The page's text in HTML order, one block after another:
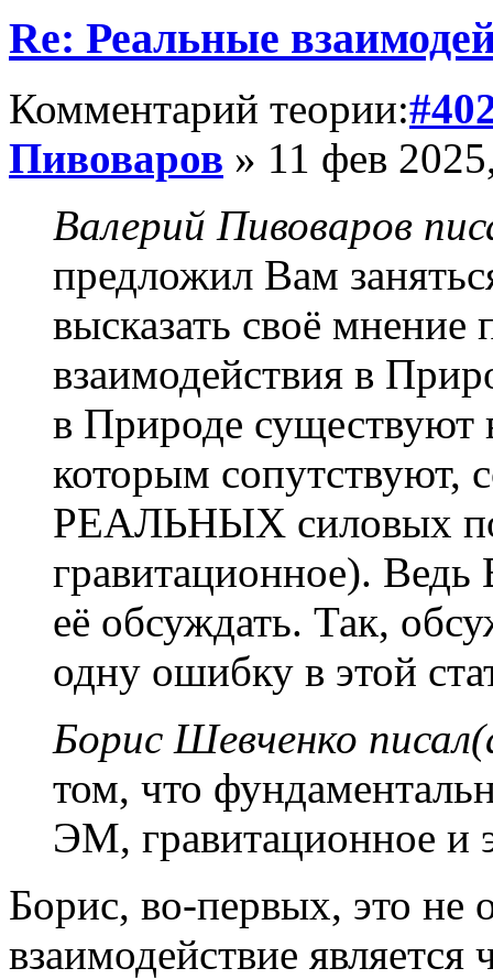
Re: Реальные
Комментарий теории:
Пивоваров » 11 фев
Валерий Пивоваров
предложил Вам
высказать своё
взаимодействия в
в Природе существуют
которым сопутствуют,
РЕАЛЬНЫХ силовых
гравитационное).
её обсуждать. Так,
одну ошибку в этой
Борис Шевченко
том, что
ЭМ, гравитационное и
Борис, во-первых, это не
взаимодействие является